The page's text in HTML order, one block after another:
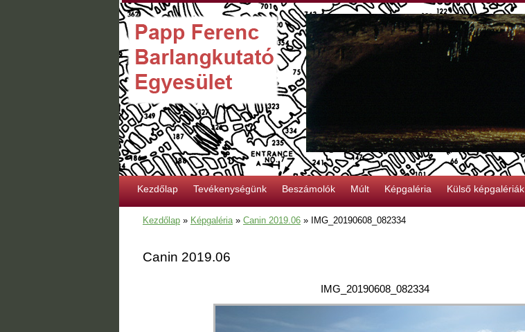
Kezdőlap Tevékenységünk Beszámolók Múlt Képgaléria Külső képgalériák
Kezdőlap » Képgaléria» Canin 2019.06 » IMG_20190608_082334
Canin 2019.06
IMG_20190608_082334